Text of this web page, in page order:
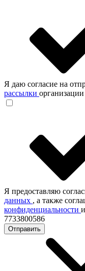
Я даю согласие на
рассылки
Я предоставляю
данных , а также
конфиденциальности и
7733800586
Отправить